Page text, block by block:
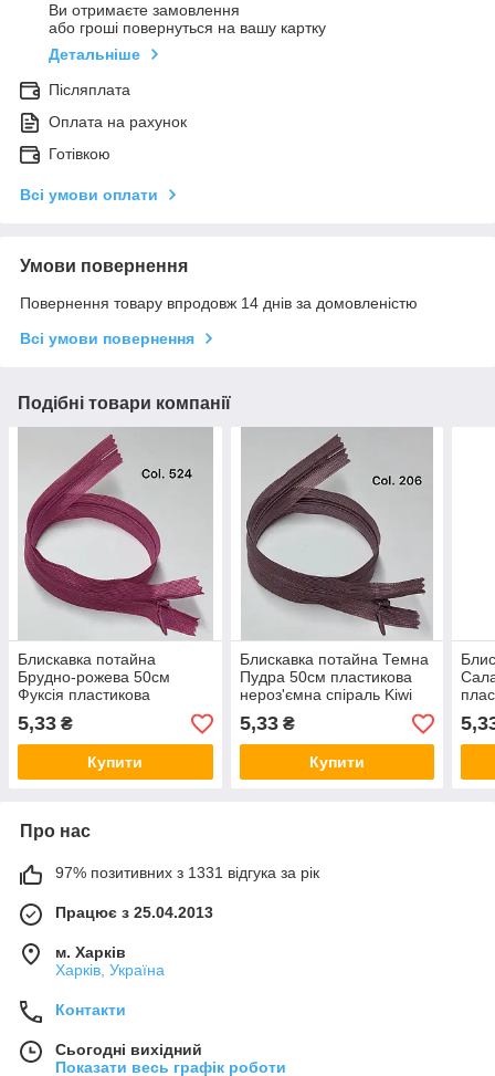
Ви отримаєте замовлення
або гроші повернуться на вашу картку
Детальніше
Післяплата
Оплата на рахунок
Готівкою
Всі умови оплати
Умови повернення
Повернення товару впродовж 14 днів за домовленістю
Всі умови повернення
Подібні товари компанії
Блискавка потайна
Брудно-рожева 50см
Фуксія пластикова
5,33 ₴
Купити
Блискавка потайна Темна
Пудра 50см пластикова
нероз'ємна спіраль Kiwi
5,33₴
Купити
Про нас
97% позитивних з 1331 відгука за рік
Працює з 25.04.2013
м. Харків
Харків, Україна
Контакти
Сьогодні вихідний
Показати весь графік роботи